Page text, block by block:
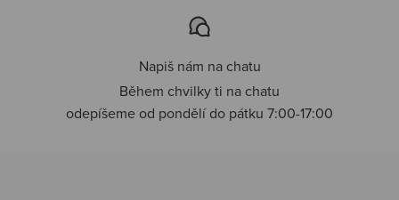
Napiš nám na chatu
Během chvilky ti na chatu
odepíšeme od pondělí do pátku 7:00-17:00